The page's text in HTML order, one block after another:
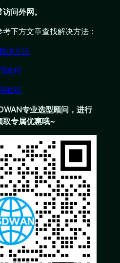
问外网。
下方文章查找解决方法：
决方法
教程
教程
专业选型顾问，进行
取专属优惠哦~